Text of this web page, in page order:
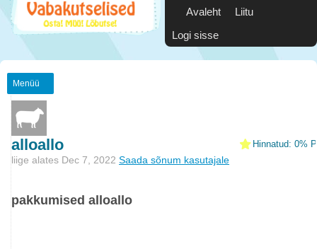
Avaleht
Liitu
Logi sisse
Menüü
alloallo Hinnatud: 0%
liige alates Dec 7, 2022 Saada sõnum kasutajale
pakkumised alloallo